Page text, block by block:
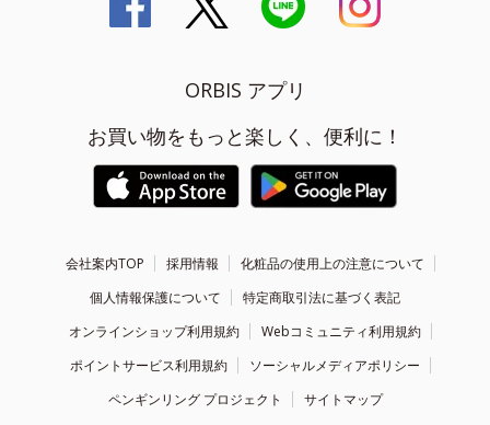
ORBIS アプリ
お買い物をもっと楽しく、便利に！
会社案内TOP 採用情報
化粧品の使用上の注意について
個人情報保護について
特定商取引法に基づく表記
オンラインショップ利用規約
Webコミュニティ利用規約
ポイントサービス利用規約
ソーシャルメディアポリシー
ペンギンリング プロジェクト
サイトマップ